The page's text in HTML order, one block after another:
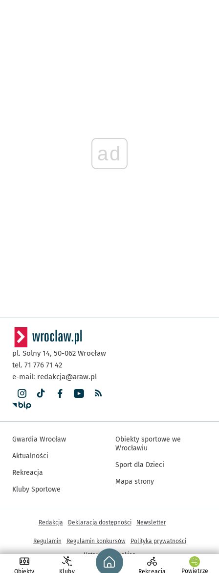
ad
Obiekty Kluby
Strona główna - wroclaw.pl
Rekreacja Powietrze
pl. Solny 14, 50-062 Wrocław
tel. 71 776 71 42
e-mail: redakcja@araw.pl
Gwardia Wrocław
Aktualności
Rekreacja
Kluby Sportowe
Obiekty sportowe we
Wrocławiu
Sport dla Dzieci
Mapa strony
Inne informacje
Redakcja Deklaracja dostępności Newsletter
Regulamin Regulamin konkursów
Polityka prywatności
Ustawienia cookies